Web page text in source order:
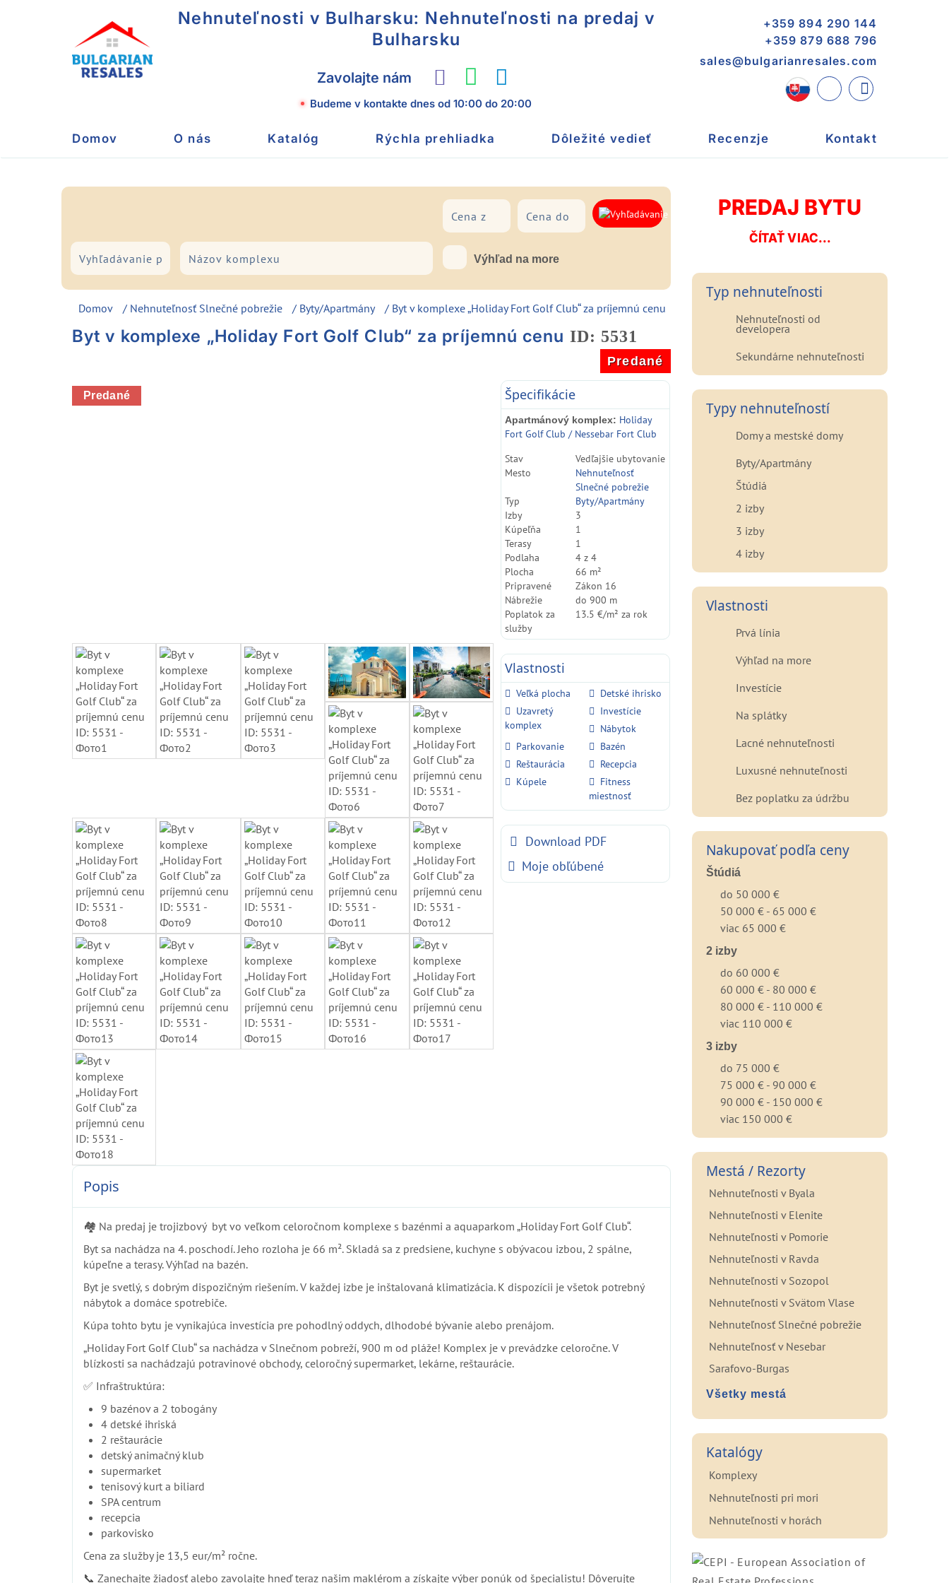
Nehnuteľnosti v Bulharsku: Nehnuteľnosti na predaj v
Bulharsku
Zavolajte nám
Budeme v kontakte dnesod 10:00 do 20:00
+359 894 290 144
+359 879 688 796
sales@bulgarianresales.com
Domov O nás Katalóg Rýchla prehliadka Dôležité vedieť Recenzje Kontakt
Výhľad na more
Domov / Nehnuteľnosť Slnečné pobrežie / Byty/Apartmány / Byt v komplexe „Holiday Fort Golf Club“ za príjemnú cenu
Byt v komplexe „Holiday Fort Golf Club“ za príjemnú cenu ID: 5531
Predané
Predané Špecifikácie
Apartmánový komplex: Holiday
Fort Golf Club / Nessebar Fort Club
Stav
Vedľajšie ubytovanie
Mesto
Nehnuteľnosť
Slnečné pobrežie
Typ
Byty/Apartmány
Izby
3
Kúpeľňa
1
Terasy
1
Podlaha
4 z 4
Plocha
66 m²
Pripravené
Zákon 16
Nábrežie
do 900 m
Poplatok za
služby
13.5 €/m² za rok
Vlastnosti
Veľká plocha
Detské ihrisko
Uzavretý
komplex
Investície
Nábytok
Parkovanie
Bazén
Reštaurácia
Recepcia
Kúpele
Fitness
miestnosť
Download PDF
Moje obľúbené
Popis
🏘️ Na predaj je trojizbový byt vo veľkom celoročnom komplexe s bazénmi a aquaparkom „Holiday Fort Golf Club“.
Byt sa nachádza na 4. poschodí. Jeho rozloha je 66 m². Skladá sa z predsiene, kuchyne s obývacou izbou, 2 spálne,
kúpeľne a terasy. Výhľad na bazén.
Byt je svetlý, s dobrým dispozičným riešením. V každej izbe je inštalovaná klimatizácia. K dispozícii je všetok potrebný
nábytok a domáce spotrebiče.
Kúpa tohto bytu je vynikajúca investícia pre pohodlný oddych, dlhodobé bývanie alebo prenájom.
„Holiday Fort Golf Club“ sa nachádza v Slnečnom pobreží, 900 m od pláže! Komplex je v prevádzke celoročne. V
blízkosti sa nachádzajú potravinové obchody, celoročný supermarket, lekárne, reštaurácie.
✅ Infraštruktúra:
9 bazénov a 2 tobogány
4 detské ihriská
2 reštaurácie
detský animačný klub
supermarket
tenisový kurt a biliard
SPA centrum
recepcia
parkovisko
Cena za služby je 13,5 eur/m² ročne.
📞 Zanechajte žiadosť alebo zavolajte hneď teraz našim maklérom a získajte výber ponúk od špecialistu! Dôverujte
PREDAJ BYTU
ČÍTAŤ VIAC...
Typ nehnuteľnosti
Nehnuteľnosti od
developera
Sekundárne nehnuteľnosti
Typy nehnuteľností
Domy a mestské domy
Byty/Apartmány
Štúdiá
2 izby
3 izby
4 izby
Vlastnosti
Prvá línia
Výhľad na more
Investície
Na splátky
Lacné nehnuteľnosti
Luxusné nehnuteľnosti
Bez poplatku za údržbu
Nakupovať podľa ceny
Štúdiá
do 50 000 €
50 000 € - 65 000 €
viac 65 000 €
2 izby
do 60 000 €
60 000 € - 80 000 €
80 000 € - 110 000 €
viac 110 000 €
3 izby
do 75 000 €
75 000 € - 90 000 €
90 000 € - 150 000 €
viac 150 000 €
Mestá / Rezorty
Nehnuteľnosti v Byala
Nehnuteľnosti v Elenite
Nehnuteľnosti v Pomorie
Nehnuteľnosti v Ravda
Nehnuteľnosti v Sozopol
Nehnuteľnosti v Svätom Vlase
Nehnuteľnosť Slnečné pobrežie
Nehnuteľnosť v Nesebar
Sarafovo-Burgas
Všetky mestá
Katalógy
Komplexy
Nehnuteľnosti pri mori
Nehnuteľnosti v horách